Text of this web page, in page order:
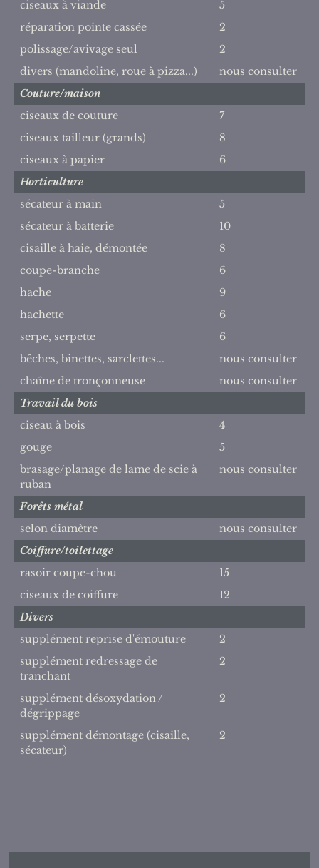
ciseaux à viande
5
réparation pointe cassée
2
polissage/avivage seul
2
divers (mandoline, roue à pizza...)
nous consulter
Couture/maison
ciseaux de couture
7
ciseaux tailleur (grands)
8
ciseaux à papier
6
Horticulture
sécateur à main
5
sécateur à batterie
10
cisaille à haie, démontée
8
coupe-branche
6
hache
9
hachette
6
serpe, serpette
6
bêches, binettes, sarclettes...
nous consulter
chaîne de tronçonneuse
nous consulter
Travail du bois
ciseau à bois
4
gouge
5
brasage/planage de lame de scie à
ruban
nous consulter
Forêts métal
selon diamètre
nous consulter
Coiffure/toilettage
rasoir coupe-chou
15
ciseaux de coiffure
12
Divers
supplément reprise d'émouture
2
supplément redressage de
tranchant
2
supplément désoxydation /
dégrippage
2
supplément démontage (cisaille,
sécateur)
2